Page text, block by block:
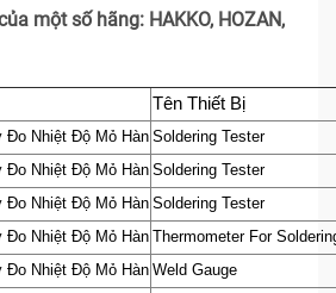
một số hãng: HAKKO, HOZAN,
Tên Thiết Bị
Đo Nhiệt Độ Mỏ Hàn Soldering Tester
Đo Nhiệt Độ Mỏ Hàn Soldering Tester
Đo Nhiệt Độ Mỏ Hàn Soldering Tester
Đo Nhiệt Độ Mỏ Hàn Thermometer For
Đo Nhiệt Độ Mỏ Hàn Weld Gauge